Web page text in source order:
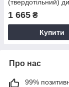
(твердотільний)
SA400S37/120GB
1 665 ₴
Купити
Про нас
99%